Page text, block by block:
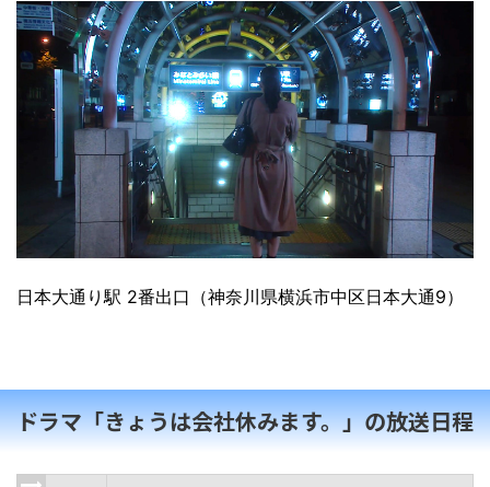
日本大通り駅 2番出口（神奈川県横浜市中区日本大通9）
ドラマ「きょうは会社休みます。」の放送日程